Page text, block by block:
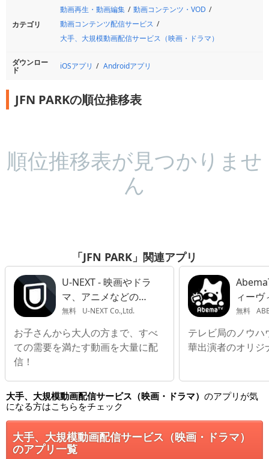
カテゴリ
動画再生・動画編集
動画コンテンツ・VOD
動画コンテンツ配信サービス
大手、大規模動画配信サービス（映画・ドラマ）
ダウンロー
ド iOSアプリ Androidアプリ
JFN PARKの順位推移表
順位推移表が見つかりませ
ん
「JFN PARK」関連アプリ
U-NEXT - 映画やドラ
マ、アニメなどの動
画が見放題
無料 U-NEXT Co.,Ltd.
お子さんから大人の方まで、すべ
ての需要を満たす動画を大量に配
信！
ィーヴ
無料
テレビ局のノウハ
華出演者のオリジ
大手、大規模動画配信サービス（映画・ドラマ） のアプリが気
になる方はこちらをチェック
大手、大規模動画配信サービス（映画・ドラマ）
のアプリ一覧